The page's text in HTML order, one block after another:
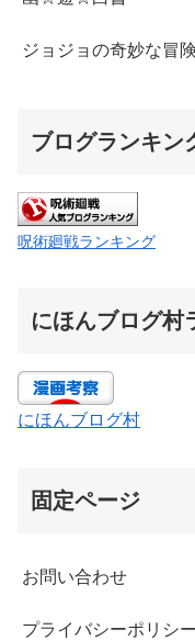
ジョジョの奇妙な冒険
ブログランキン
呪術廻戦ランキング
にほんブログ村
にほんブログ村
固定ページ
お問い合わせ
プライバシーポリシー